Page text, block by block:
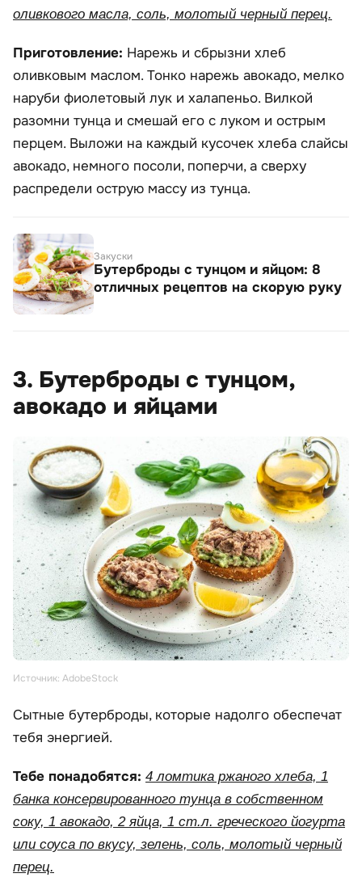
оливкового масла, соль, молотый черный перец.
Приготовление: Нарежь и сбрызни хлеб
оливковым маслом. Тонко нарежь авокадо, мелко
наруби фиолетовый лук и халапеньо. Вилкой
разомни тунца и смешай его с луком и острым
перцем. Выложи на каждый кусочек хлеба слайсы
авокадо, немного посоли, поперчи, а сверху
распредели острую массу из тунца.
Закуски
Бутерброды с тунцом и яйцом: 8
отличных рецептов на скорую руку
3. Бутерброды с тунцом,
авокадо и яйцами
Источник: AdobeStock
Сытные бутерброды, которые надолго обеспечат
тебя энергией.
Тебе понадобятся: 4 ломтика ржаного хлеба, 1
банка консервированного тунца в собственном
соку, 1 авокадо, 2 яйца, 1 ст.л. греческого йогурта
или соуса по вкусу, зелень, соль, молотый черный
перец.